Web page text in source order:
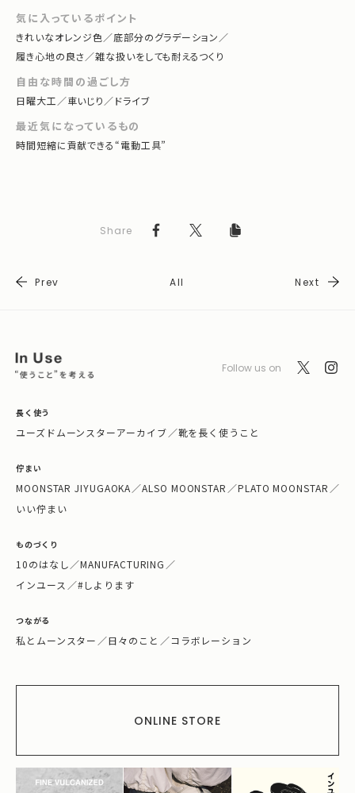
気に入っているポイント
きれいなオレンジ色／底部分のグラデーション／
履き心地の良さ／雑な扱いをしても耐えるつくり
自由な時間の過ごし方
日曜大工／車いじり／ドライブ
最近気になっているもの
時間短縮に貢献できる“電動工具”
Share
Prev All Next
Follow us on
長く使う
ユーズドムーンスターアーカイブ ／靴を長く使うこと
佇まい
MOONSTAR JIYUGAOKA ／ALSO MOONSTAR ／PLATO MOONSTAR ／
いい佇まい
ものづくり
10のはなし ／MANUFACTURING ／
インユース ／#しよります
つながる
私とムーンスター ／日々のこと ／コラボレーション
ONLINE STORE